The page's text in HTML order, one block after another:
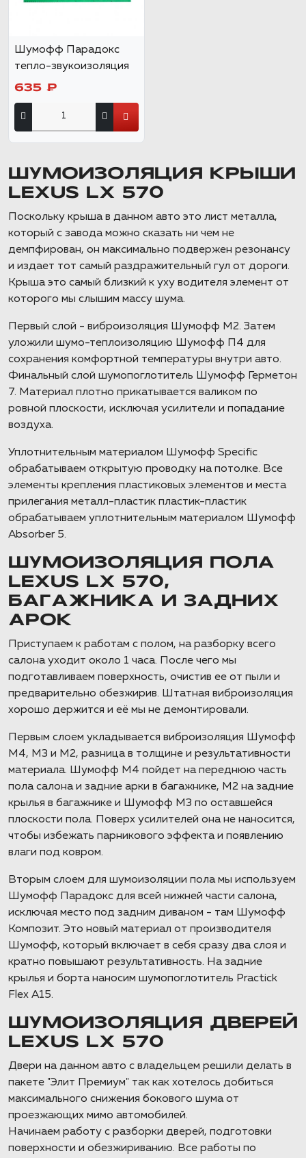
Шумофф Парадокс
тепло-звукоизоляция
635 ₽
ШУМОИЗОЛЯЦИЯ КРЫШИ
LEXUS LX 570
Поскольку крыша в данном авто это лист металла,
который с завода можно сказать ни чем не
демпфирован, он максимально подвержен резонансу
и издает тот самый раздражительный гул от дороги.
Крыша это самый близкий к уху водителя элемент от
которого мы слышим массу шума.
Первый слой - виброизоляция Шумофф М2. Затем
уложили шумо-теплоизоляцию Шумофф П4 для
сохранения комфортной температуры внутри авто.
Финальный слой шумопоглотитель Шумофф Герметон
7. Материал плотно прикатывается валиком по
ровной плоскости, исключая усилители и попадание
воздуха.
Уплотнительным материалом Шумофф Specific
обрабатываем открытую проводку на потолке. Все
элементы крепления пластиковых элементов и места
прилегания металл-пластик пластик-пластик
обрабатываем уплотнительным материалом Шумофф
Absorber 5.
ШУМОИЗОЛЯЦИЯ ПОЛА
LEXUS LX 570,
БАГАЖНИКА И ЗАДНИХ
АРОК
Приступаем к работам с полом, на разборку всего
салона уходит около 1 часа. После чего мы
подготавливаем поверхность, очистив ее от пыли и
предварительно обезжирив. Штатная виброизоляция
хорошо держится и её мы не демонтировали.
Первым слоем укладывается виброизоляция Шумофф
М4, М3 и М2, разница в толщине и результативности
материала. Шумофф М4 пойдет на переднюю часть
пола салона и задние арки в багажнике, М2 на задние
крылья в багажнике и Шумофф М3 по оставшейся
плоскости пола. Поверх усилителей она не наносится,
чтобы избежать парникового эффекта и появлению
влаги под ковром.
Вторым слоем для шумоизоляции пола мы используем
Шумофф Парадокс для всей нижней части салона,
исключая место под задним диваном - там Шумофф
Композит. Это новый материал от производителя
Шумофф, который включает в себя сразу два слоя и
кратно повышают результативность. На задние
крылья и борта наносим шумопоглотитель Practick
Flex A15.
ШУМОИЗОЛЯЦИЯ ДВЕРЕЙ
LEXUS LX 570
Двери на данном авто с владельцем решили делать в
пакете "Элит Премиум" так как хотелось добиться
максимального снижения бокового шума от
проезжающих мимо автомобилей.
Начинаем работу с разборки дверей, подготовки
поверхности и обезжириванию. Все работы по